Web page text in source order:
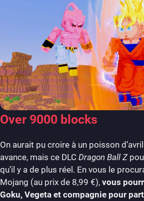
Over 9000 blocks
On aurait pu croire à un poisson
avance, mais ce DLC Dragon Ball Z
qu’il y a de plus réel. En vous le
Mojang (au prix de 8,99 €), vous
Goku, Vegeta et compagnie pour